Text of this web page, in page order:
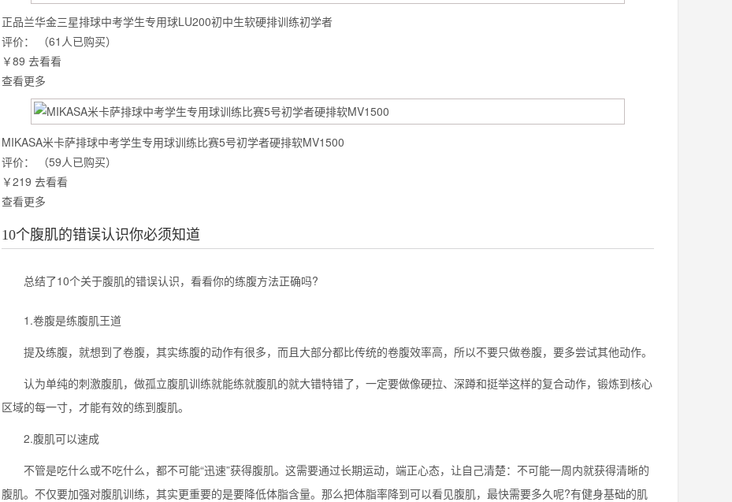
正品兰华金三星排球中考学生专用球LU200初中生软硬排训练初学者
评价：
（61人已购买）
￥89 去看看
查看更多
MIKASA米卡萨排球中考学生专用球训练比赛5号初学者硬排软MV1500
评价：
（59人已购买）
￥219 去看看
查看更多
10个腹肌的错误认识你必须知道
总结了10个关于腹肌的错误认识，看看你的练腹方法正确吗?
1.卷腹是练腹肌王道
提及练腹，就想到了卷腹，其实练腹的动作有很多，而且大部分都比传统的卷腹效率高，所以不要只做卷腹，要多尝试其他动作。
认为单纯的刺激腹肌，做孤立腹肌训练就能练就腹肌的就大错特错了，一定要做像硬拉、深蹲和挺举这样的复合动作，锻炼到核心
区域的每一寸，才能有效的练到腹肌。
2.腹肌可以速成
不管是吃什么或不吃什么，都不可能“迅速”获得腹肌。这需要通过长期运动，端正心态，让自己清楚：不可能一周内就获得清晰的
腹肌。不仅要加强对腹肌训练，其实更重要的是要降低体脂含量。那么把体脂率降到可以看见腹肌，最快需要多久呢?有健身基础的肌
么你练了没效果？